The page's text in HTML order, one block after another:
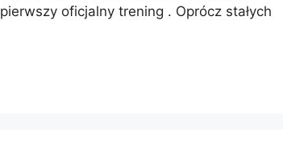
oficjalny trening . Oprócz stałych